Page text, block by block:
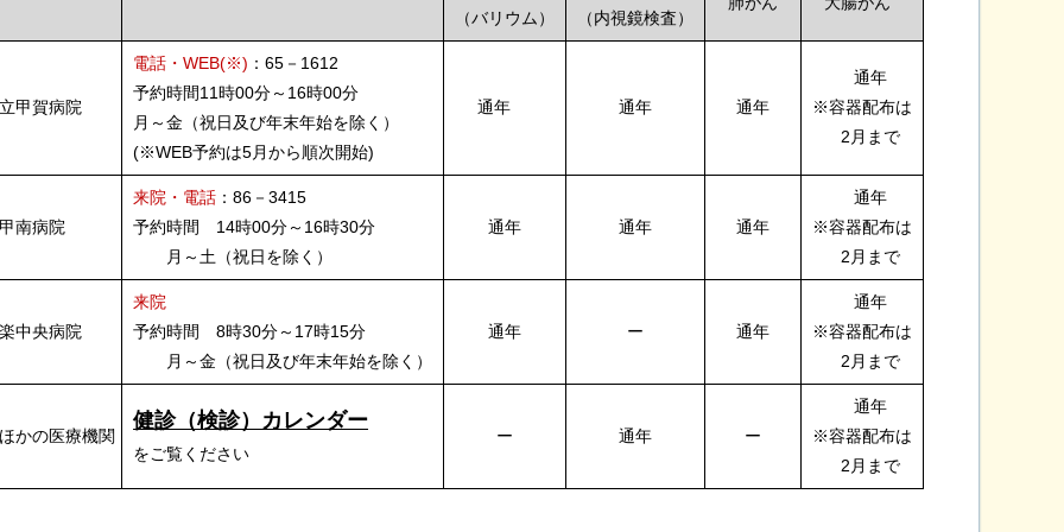
（バリウム）
（内視鏡検査）
賀病院
電話・WEB(※) ：65－1612
予約時間11時00分～16時00分
月～金（祝日及び年末年始を除く）
(※WEB予約は5月から順次開始)
通年 通年 通年
通年
※容器配布は
2月まで
甲南病院
来院・電話 ：86－3415
予約時間 14時00分～16時30分
月～土（祝日を除く）
通年 通年 通年
通年
※容器配布は
2月まで
中央病院
来院
予約時間 8時30分～17時15分
月～金（祝日及び年末年始を除く）
通年 ー 通年
通年
※容器配布は
2月まで
かの医療機関
健診（検診）カレンダー
をご覧ください
ー 通年 ー
通年
※容器配布は
2月まで